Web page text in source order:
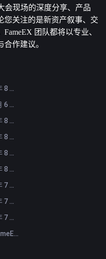
会现场的深度分享、产品
您关注的是新资产叙事、交
团队都将以专业、
作建议。
FameEX 今日新闻速览｜2026 年 8 月 7 日
FameEX 加密货币行情分析 | 8 月 6 日, 2026
FameEX 今日新闻速览｜2026 年 8 月 6 日
FameEX 今日新闻速览｜2026 年 8 月 5 日
FameEX 今日新闻速览｜2026 年 8 月 4 日
FameEX 今日新闻速览｜2026 年 8 月 3 日
FameEX 今日新闻速览｜2026 年 7 月 31 日
FameEX 今日新闻速览｜2026 年 7 月 30 日
FameEX 今日新闻速览｜2026 年 7 月 29 日
市场重塑交易平台信任标准，FameEX 以八年稳健运营持续服务全球用户